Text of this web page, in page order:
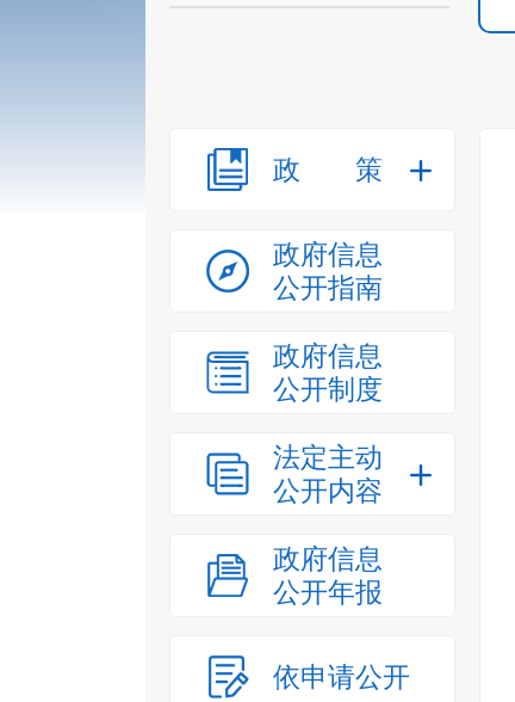
政策
政府信息
公开指南
政府信息
公开制度
法定主动
公开内容
政府信息
公开年报
依申请公开